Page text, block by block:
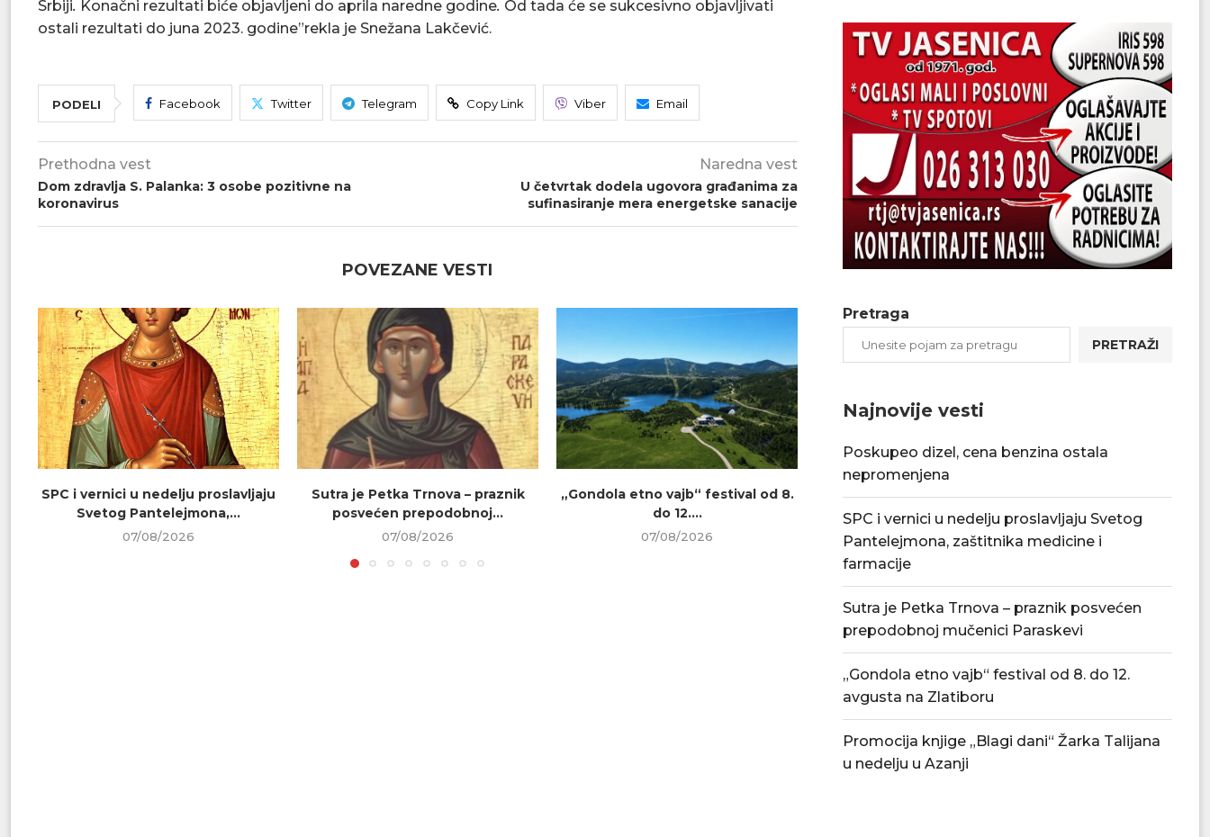
Srbiji. Konačni rezultati biće objavljeni do aprila naredne godine. Od tada će se sukcesivno objavljivati
ostali rezultati do juna 2023. godine”rekla je Snežana Lakčević.
PODELI Facebook Twitter Telegram Copy Link Viber Email
Prethodna vest
Dom zdravlja S. Palanka: 3 osobe pozitivne na
koronavirus
Naredna vest
U četvrtak dodela ugovora građanima za
sufinasiranje mera energetske sanacije
POVEZANE VESTI
SPC i vernici u nedelju proslavljaju
Svetog Pantelejmona,...
07/08/2026
Sutra je Petka Trnova – praznik
posvećen prepodobnoj...
07/08/2026
„Gondola etno vajb“ festival od 8.
do 12....
07/08/2026
Tradicionalna Azanjska pogačijada
8. avgusta
07/08/2026
PU „Čika Jova
Pretraga
PRETRAŽI
Najnovije vesti
Poskupeo dizel, cena benzina ostala
nepromenjena
SPC i vernici u nedelju proslavljaju Svetog
Pantelejmona, zaštitnika medicine i
farmacije
Sutra je Petka Trnova – praznik posvećen
prepodobnoj mučenici Paraskevi
„Gondola etno vajb“ festival od 8. do 12.
avgusta na Zlatiboru
Promocija knjige „Blagi dani“ Žarka Talijana
u nedelju u Azanji